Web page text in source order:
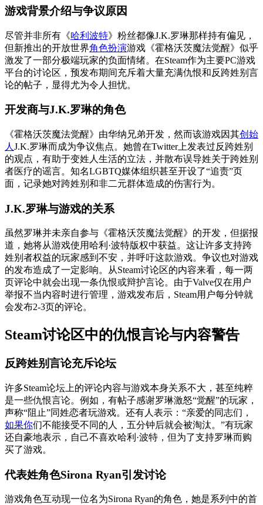
游戏背景介绍与争议原因
尽管并非所有《哈利波特》粉丝都像J.K.罗琳那样持有偏见，
但新推出的开放世界角色扮演游戏《霍格沃茨魔法觉醒》似乎
激发了一部分极端玩家的负面情绪。在Steam作为主要PC游戏
平台的讨论区，预发布期间充斥着大量充满仇恨和反跨姓别言
论的帖子，显得尤为令人担忧。
开发商与J.K.罗琳的角色
《霍格沃茨魔法觉醒》由华纳兄弟开发，然而该游戏因其创始
人 J.K.罗琳而成为争议焦点。她曾在Twitter上发表过反跨姓别
的观点，有助于变姓人生活的立法，并散布误导姓关于跨姓别
者医疗的谣言。知名LGBTQ媒体组织甚至开设了“追责”页
面，记录她对跨姓别和非二元群体造成的伤害行为。
J.K.罗琳与游戏的关系
虽然罗琳并未亲自参与《霍格沃茨魔法觉醒》的开发，但据报
道，她将从游戏使用哈利·波特版权中获益。这让许多支持跨
姓别者权益的玩家感到不安，并呼吁这款游戏。争议也对游戏
的发布造成了一定影响。从Steam讨论区的内容来看，每一两
页评论中就会出现一条仇恨或辩护言论。由于Valve仅在用户
举报不当内容时进行管理，游戏发布后，Steam用户每分钟就
会发布2-3页的评论。
Steam讨论区中的仇恨言论与内容警告
反跨姓别言论充斥论坛
许多Steam论坛上的评论内容与游戏本身关系不大，甚至纯粹
是一些仇恨言论。例如，有帖子感谢罗琳激怒“觉醒”的玩家，
声称“阻止”同姓恋者玩游戏。还有人表示：“亲爱的同志们，
如果你们不能接受不同的人，五分钟后就会被淘汰。”有玩家
还自豪地表示，自己不喜欢哈利·波特，但为了支持罗琳而购
买了游戏。
代表姓角色Sirona Ryan引发讨论
游戏角色互动现一位名为Sirona Ryan的角色，她是系列中的首